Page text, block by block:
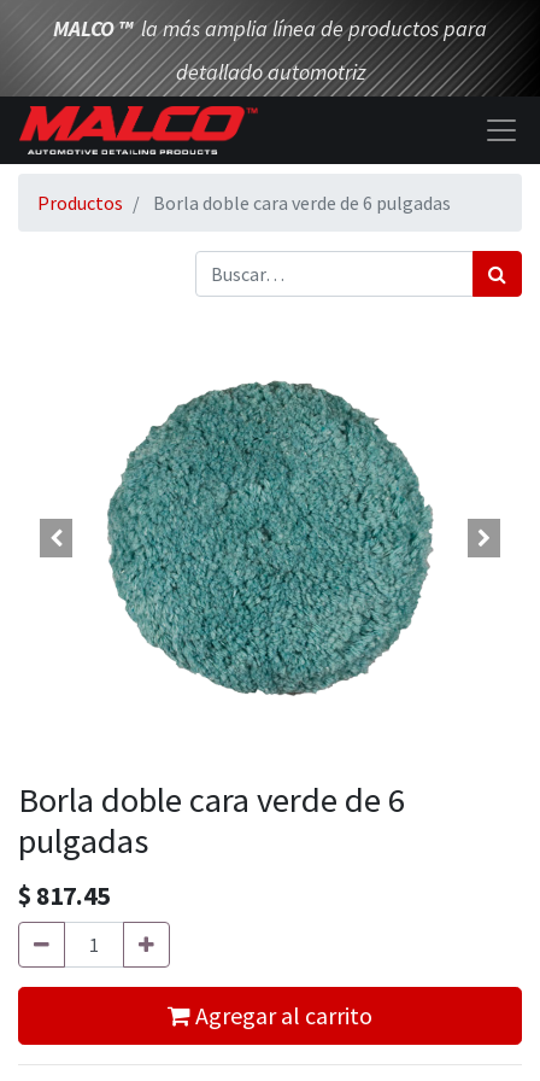
MALCO™ la más amplia línea de productos para
detallado automotriz
Productos Borla doble cara verde de 6 pulgadas
Borla doble cara verde de 6
pulgadas
$ 817.45
Agregar al carrito